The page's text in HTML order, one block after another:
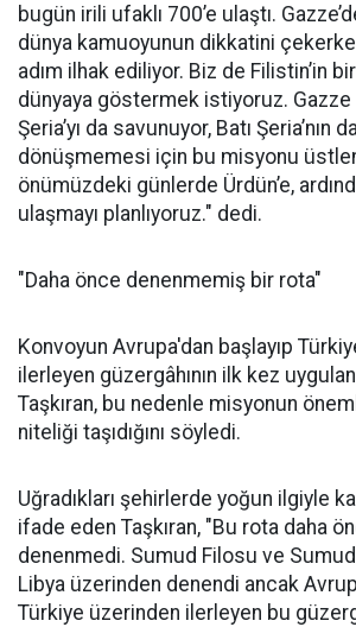
bugün irili ufaklı 700’e ulaştı.
dünya kamuoyunun dikkatini
adım ilhak ediliyor. Biz de Filistin’in
dünyaya göstermek istiyoruz. Gazze
Şeria’yı da savunuyor, Batı Şeria’nın
dönüşmemesi için bu misyonu
önümüzdeki günlerde Ürdün’e,
ulaşmayı planlıyoruz." dedi.
"Daha önce denenmemiş bir rota"
Konvoyun Avrupa'dan başlayıp
ilerleyen güzergâhının ilk kez
Taşkıran, bu nedenle misyonun
niteliği taşıdığını söyledi.
Uğradıkları şehirlerde yoğun ilgiyle
ifade eden Taşkıran, "Bu rota daha
denenmedi. Sumud Filosu ve
Libya üzerinden denendi ancak
Türkiye üzerinden ilerleyen bu